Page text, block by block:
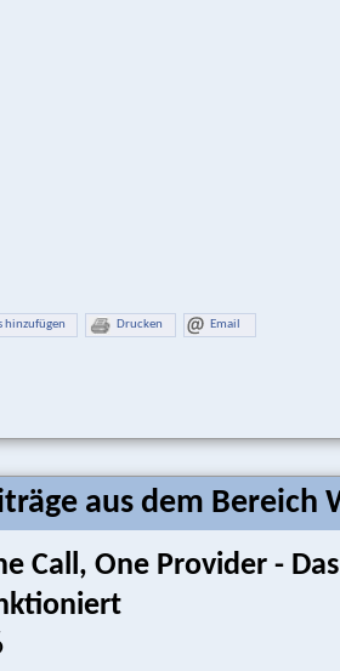
hinzufügen Drucken Email
aus dem Bereich
Call, One Provider -